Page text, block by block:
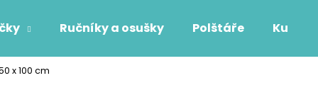
Ručníky a osušky Polštáře
x 100 cm
Co potřebujete najít?